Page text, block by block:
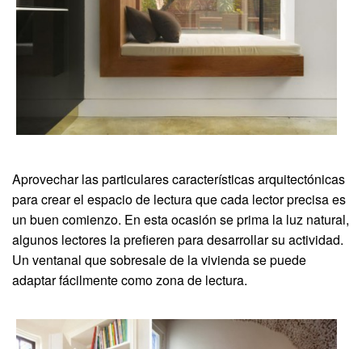
Aprovechar las particulares características arquitectónicas
para crear el espacio de lectura que cada lector precisa es
un buen comienzo. En esta ocasión se prima la luz natural,
algunos lectores la prefieren para desarrollar su actividad.
Un ventanal que sobresale de la vivienda se puede
adaptar fácilmente como zona de lectura.